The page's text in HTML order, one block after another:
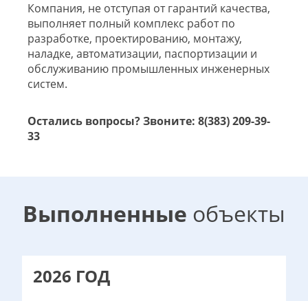
Компания, не отступая от гарантий качества,
выполняет полный комплекс работ по
разработке, проектированию, монтажу,
наладке, автоматизации, паспортизации и
обслуживанию промышленных инженерных
систем.
Остались вопросы? Звоните: 8(383) 209-39-
33
Выполненные объекты
2026 ГОД